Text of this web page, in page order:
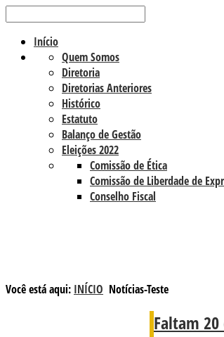
Início
Quem Somos
Diretoria
Diretorias Anteriores
Histórico
Estatuto
Balanço de Gestão
Eleições 2022
Comissão de Ética
Comissão de Liberdade de
Conselho Fiscal
Você está aqui: INÍCIO Notícias-Teste
Faltam